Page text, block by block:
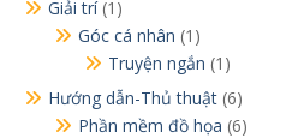
Giải trí(1)
Góc cá nhân (1)
Truyện ngắn (1)
Hướng dẫn-Thủ thuật (6)
Phần mềm đồ họa (6)